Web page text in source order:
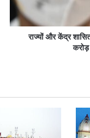
शा
सि
त
प्र
की
राज्यों और केंद्र